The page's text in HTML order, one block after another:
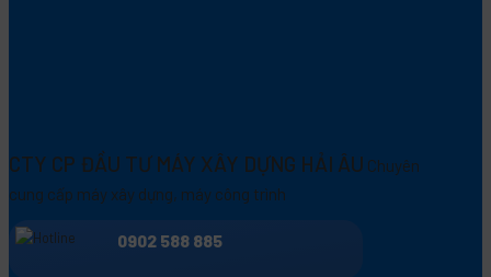
CTY CP ĐẦU TƯ MÁY XÂY DỰNG HẢI ÂU Chuyên
cung cấp máy xây dựng, máy công trình
0902 588 885